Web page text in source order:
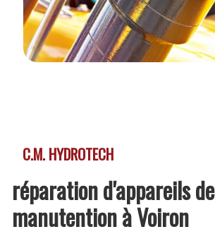
C.M. HYDROTECH
réparation d'appareils de
manutention à Voiron